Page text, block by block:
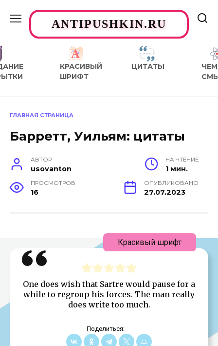
содержаниюANTIPUSHKIN.RU
КРАСИВЫЙ
ШРИФТ
ЦИТАТЫ
ЧЕМ
ГЛАВНАЯ СТРАНИЦА
Барретт, Уильям: цитаты
АВТОР
usovanton
НА ЧТЕНИЕ
1 мин.
ПРОСМОТРОВ
16
ОПУБЛИКОВАНО
27.07.2023
One does wish that Sartre would pause for a
while to regroup his forces. The man really
does write too much.
Поделиться:
Красивый шрифт